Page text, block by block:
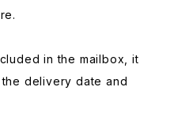
in the mailbox, it
delivery date and